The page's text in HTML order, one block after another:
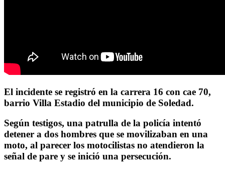
El incidente se registró en la carrera 16 con cae 70,
barrio Villa Estadio del municipio de Soledad.
Según testigos, una patrulla de la policía intentó
detener a dos hombres que se movilizaban en una
moto, al parecer los motocilistas no atendieron la
señal de pare y se inició una persecución.